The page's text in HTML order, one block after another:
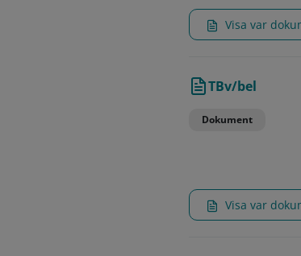
Visa var
TBv/bel
Dokument
Visa var